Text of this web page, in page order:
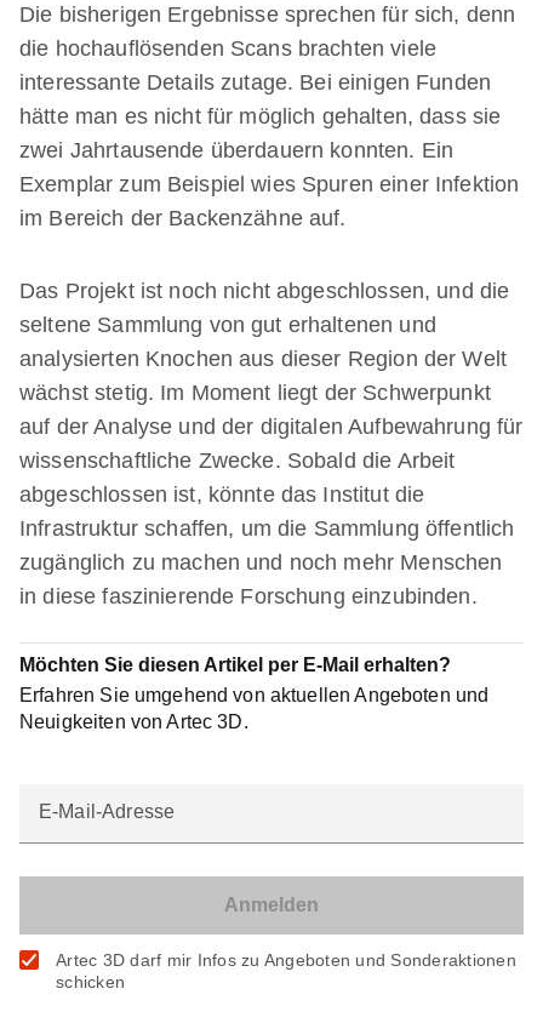
Die bisherigen Ergebnisse sprechen für sich, denn
die hochauflösenden Scans brachten viele
interessante Details zutage. Bei einigen Funden
hätte man es nicht für möglich gehalten, dass sie
zwei Jahrtausende überdauern konnten. Ein
Exemplar zum Beispiel wies Spuren einer Infektion
im Bereich der Backenzähne auf.
Das Projekt ist noch nicht abgeschlossen, und die
seltene Sammlung von gut erhaltenen und
analysierten Knochen aus dieser Region der Welt
wächst stetig. Im Moment liegt der Schwerpunkt
auf der Analyse und der digitalen Aufbewahrung für
wissenschaftliche Zwecke. Sobald die Arbeit
abgeschlossen ist, könnte das Institut die
Infrastruktur schaffen, um die Sammlung öffentlich
zugänglich zu machen und noch mehr Menschen
in diese faszinierende Forschung einzubinden.
Möchten Sie diesen Artikel per E-Mail erhalten?
Erfahren Sie umgehend von aktuellen Angeboten und
Neuigkeiten von Artec 3D.
E-Mail-Adresse
Artec 3D darf mir Infos zu Angeboten und Sonderaktionen
schicken